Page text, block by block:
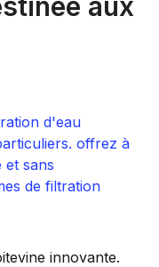
innovante.